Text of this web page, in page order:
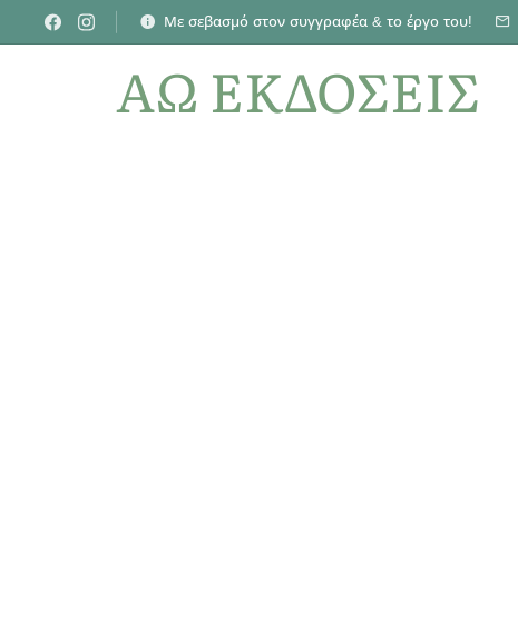
Με σεβασμό στον συγγραφέα & το έργο του!
ΑΩ ΕΚΔΟΣΕΙΣ